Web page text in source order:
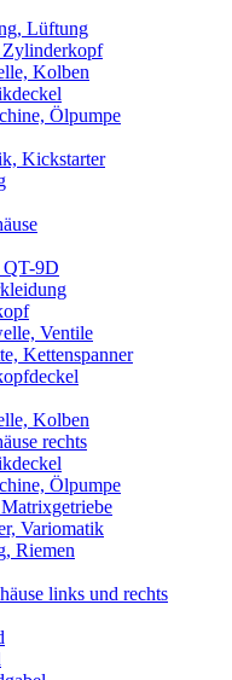
Lüftung
Kolben
Ölpumpe
Kickstarter
QT-9D
Ventile
Kettenspanner
Kolben
rechts
Ölpumpe
Variomatik
Riemen
links und rechts